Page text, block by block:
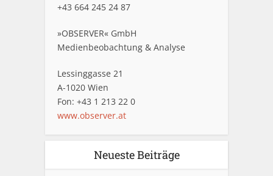
+43 664 245 24 87
»OBSERVER« GmbH
Medienbeobachtung & Analyse
Lessinggasse 21
A-1020 Wien
Fon: +43 1 213 22 0
www.observer.at
Neueste Beiträge